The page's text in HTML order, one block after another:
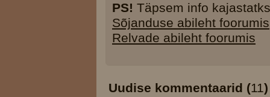
PS! Täpsem info
Sõjanduse abileht foorumis
Relvade abileht foorumis
Uudise kommentaarid (11)